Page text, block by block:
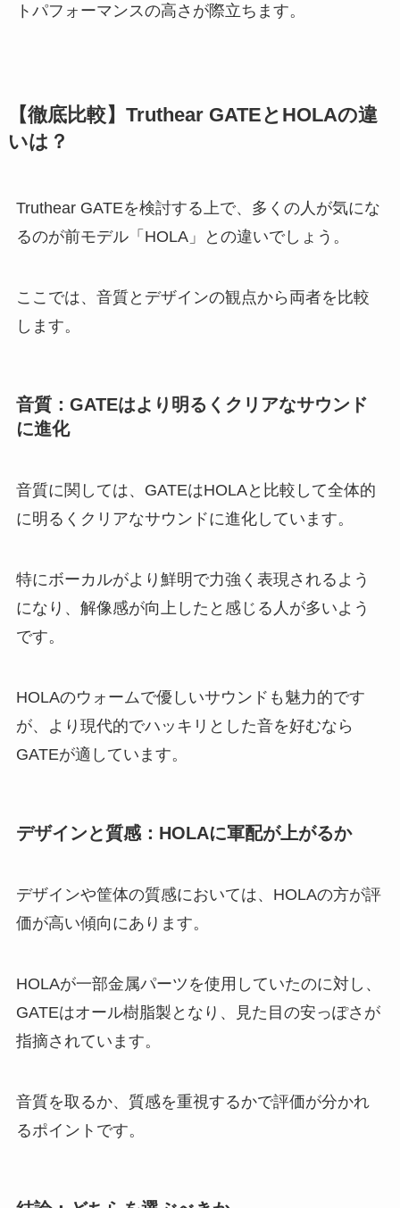
トパフォーマンスの高さが際立ちます。
【徹底比較】Truthear GATEとHOLAの違
いは？
Truthear GATEを検討する上で、多くの人が気にな
るのが前モデル「HOLA」との違いでしょう。
ここでは、音質とデザインの観点から両者を比較
します。
音質：GATEはより明るくクリアなサウンド
に進化
音質に関しては、GATEはHOLAと比較して全体的
に明るくクリアなサウンドに進化しています。
特にボーカルがより鮮明で力強く表現されるよう
になり、解像感が向上したと感じる人が多いよう
です。
HOLAのウォームで優しいサウンドも魅力的です
が、より現代的でハッキリとした音を好むなら
GATEが適しています。
デザインと質感：HOLAに軍配が上がるか
デザインや筐体の質感においては、HOLAの方が評
価が高い傾向にあります。
HOLAが一部金属パーツを使用していたのに対し、
GATEはオール樹脂製となり、見た目の安っぽさが
指摘されています。
音質を取るか、質感を重視するかで評価が分かれ
るポイントです。